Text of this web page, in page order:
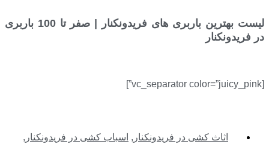
لیست بهترین باربری های فریدونکنار | صفر تا 100 باربری
در فریدونکنار
[vc_separator color=”juicy_pink”]
اثاث کشی در فریدونکنار , اسباب کشی در فریدونکنار ,